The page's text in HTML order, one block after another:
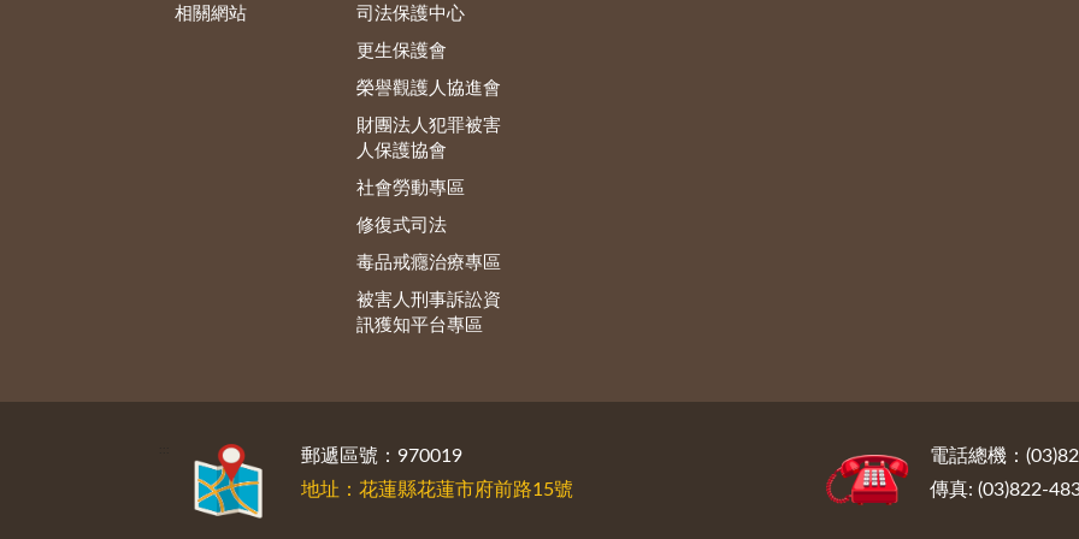
相關網站 司法保護中心
更生保護會
榮譽觀護人協進會
財團法人犯罪被害
人保護協會
社會勞動專區
修復式司法
毒品戒癮治療專區
被害人刑事訴訟資
訊獲知平台專區
郵遞區號：970019
地址：花蓮縣花蓮市府前路15號
電話總機：
傳真: (03)822-